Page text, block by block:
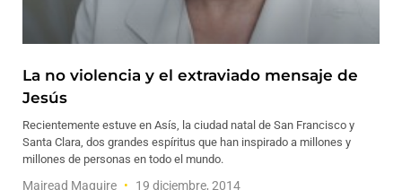
La no violencia y el extraviado mensaje de
Jesús
Recientemente estuve en Asís, la ciudad natal de San Francisco y
Santa Clara, dos grandes espíritus que han inspirado a millones y
millones de personas en todo el mundo.
Mairead Maguire 19 diciembre, 2014